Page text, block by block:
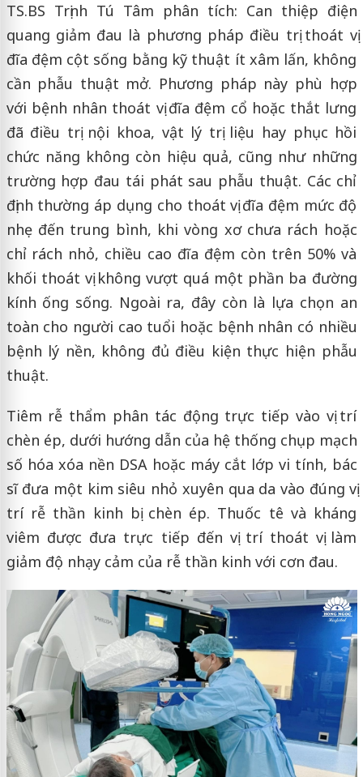
TS.BS Trịnh Tú Tâm phân tích: Can thiệp điện
quang giảm đau là phương pháp điều trị thoát vị
đĩa đệm cột sống bằng kỹ thuật ít xâm lấn, không
cần phẫu thuật mở. Phương pháp này phù hợp
với bệnh nhân thoát vị đĩa đệm cổ hoặc thắt lưng
đã điều trị nội khoa, vật lý trị liệu hay phục hồi
chức năng không còn hiệu quả, cũng như những
trường hợp đau tái phát sau phẫu thuật. Các chỉ
định thường áp dụng cho thoát vị đĩa đệm mức độ
nhẹ đến trung bình, khi vòng xơ chưa rách hoặc
chỉ rách nhỏ, chiều cao đĩa đệm còn trên 50% và
khối thoát vị không vượt quá một phần ba đường
kính ống sống. Ngoài ra, đây còn là lựa chọn an
toàn cho người cao tuổi hoặc bệnh nhân có nhiều
bệnh lý nền, không đủ điều kiện thực hiện phẫu
thuật.
Tiêm rễ thẩm phân tác động trực tiếp vào vị trí
chèn ép, dưới hướng dẫn của hệ thống chụp mạch
số hóa xóa nền DSA hoặc máy cắt lớp vi tính, bác
sĩ đưa một kim siêu nhỏ xuyên qua da vào đúng vị
trí rễ thần kinh bị chèn ép. Thuốc tê và kháng
viêm được đưa trực tiếp đến vị trí thoát vị làm
giảm độ nhạy cảm của rễ thần kinh với cơn đau.